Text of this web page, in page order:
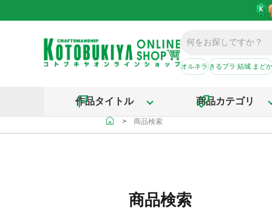
オルネラきるプラ 結城 まどか
作品タイトル 商品カテゴリ
＞ 商品検索
商品検索